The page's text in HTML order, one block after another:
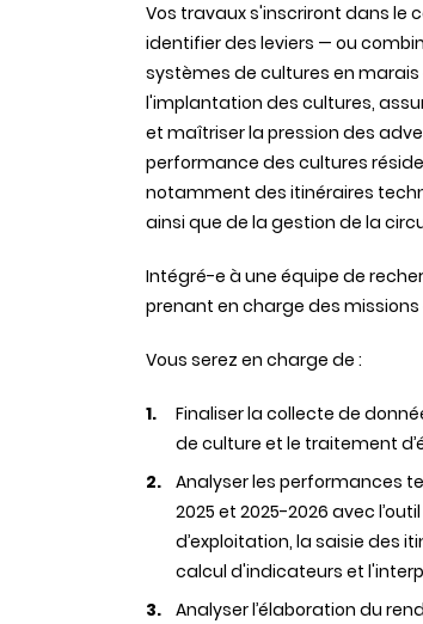
Vos travaux s'inscriront dans le
identifier des leviers — ou
systèmes de cultures en
l'implantation des cultures,
et maîtriser la pression des
performance des cultures
notamment des itinéraires
ainsi que de la gestion de la
Intégré-e à une équipe de
prenant en charge des
Vous serez en charge de :
Finaliser la collecte de
de culture et le traitement
Analyser les performances
2025 et 2025-2026 avec
d’exploitation, la saisie des
calcul d'indicateurs et
Analyser l’élaboration du